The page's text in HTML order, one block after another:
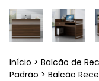
Início > Balcão de
Padrão > Balcão